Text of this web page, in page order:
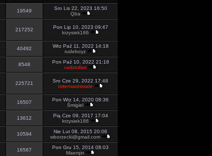
19549
Sro Lis 22, 2023 16:50
Qba
217252
Pon Lip 10, 2023 09:47
krzysiek186
40492
Wto Paź 11, 2022 14:18
rudeboyz
8548
Pon Paź 10, 2022 21:18
radziufan
225721
Sro Cze 29, 2022 17:48
internacionale
16507
Pon Wrz 14, 2020 08:36
Śmigiel
13612
Pią Cze 09, 2017 17:04
krzysiek186
10594
Nie Lut 08, 2015 20:06
wborzecki@gmail.com
16567
Pon Gru 15, 2014 08:03
Maerqin